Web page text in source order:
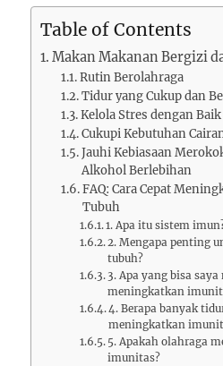
Table of Contents
Makan Makanan Bergizi
Rutin Berolahraga
Tidur yang Cukup dan
Kelola Stres dengan Baik
Cukupi Kebutuhan
Jauhi Kebiasaan
Alkohol Berlebihan
FAQ: Cara Cepat
Tubuh
1. Apa itu sistem
2. Mengapa penting
tubuh?
3. Apa yang bisa
meningkatkan
4. Berapa banyak
meningkatkan
5. Apakah olahraga
imunitas?